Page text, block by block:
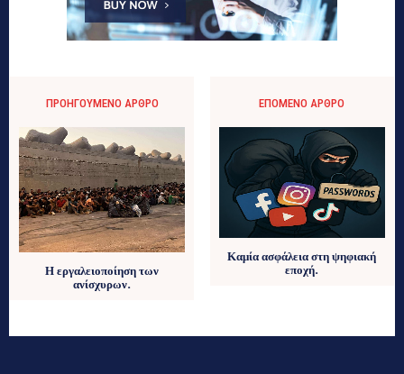
ΠΡΟΗΓΟΎΜΕΝΟ ΆΡΘΡΟ
Η εργαλειοποίηση των
ανίσχυρων.
ΕΠΌΜΕΝΟ ΆΡΘΡΟ
Καμία ασφάλεια στη ψηφιακή
εποχή.